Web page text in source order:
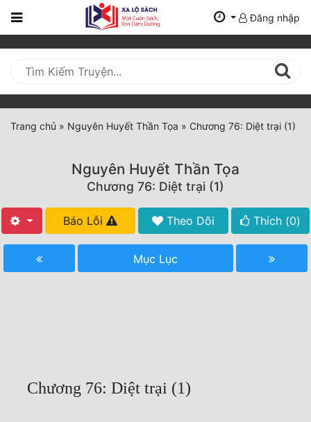
Trang
Mới
Cập
Nhật
(current)
Tất Cả
Truyện Convert
Đăng nhập
Trang chủ » Nguyên Huyết Thần Tọa » Chương 76: Diệt trại (1)
Nguyên Huyết Thần Tọa
Chương 76: Diệt trại (1)
Báo Lỗi Theo Dõi Thích (0)
Mục Lục